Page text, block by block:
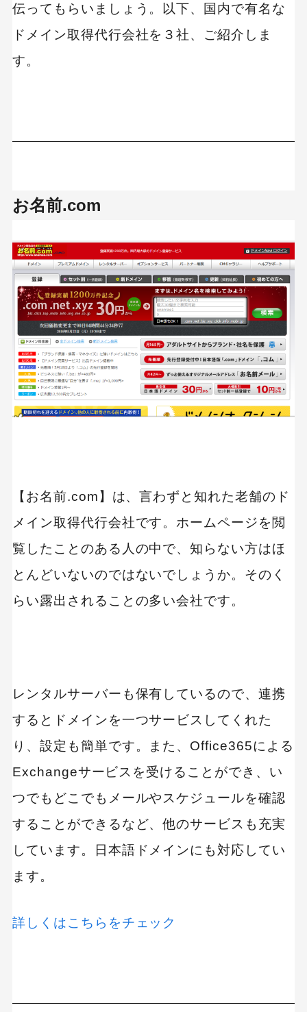
キーワードから記事を検索
カテゴリーから記事を検索
伝ってもらいましょう。以下、国内で有名な
ドメイン取得代行会社を３社、ご紹介しま
す。
お名前.com
【お名前.com】は、言わずと知れた老舗のド
メイン取得代行会社です。ホームページを閲
覧したことのある人の中で、知らない方はほ
とんどいないのではないでしょうか。そのく
らい露出されることの多い会社です。
レンタルサーバーも保有しているので、連携
するとドメインを一つサービスしてくれた
り、設定も簡単です。また、Office365による
Exchangeサービスを受けることができ、い
つでもどこでもメールやスケジュールを確認
することができるなど、他のサービスも充実
しています。日本語ドメインにも対応してい
ます。
詳しくはこちらをチェック